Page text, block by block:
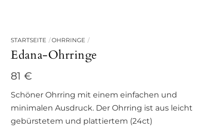
STARTSEITE OHRRINGE
Edana-Ohrringe
81€
Schöner Ohrring mit einem einfachen und
minimalen Ausdruck. Der Ohrring ist aus leicht
gebürstetem und plattiertem (24ct)